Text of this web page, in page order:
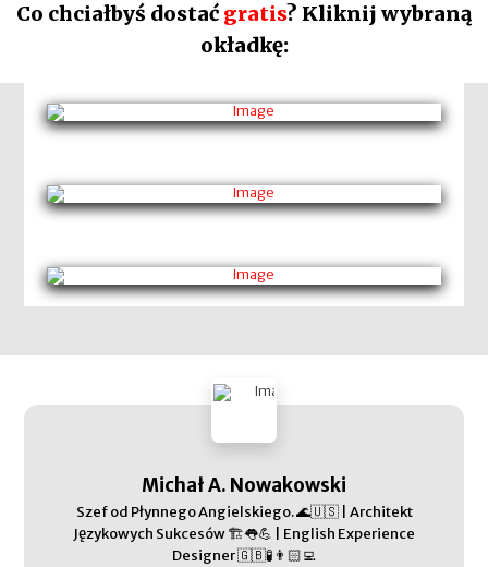
Co chciałbyś dostać gratis? Kliknij wybraną
okładkę:
Michał A. Nowakowski
Szef od Płynnego Angielskiego. 🌊🇺🇸 | Architekt
Językowych Sukcesów 🏗️👅💪 | English Experience
Designer 🇬🇧🧪👨🏻‍💻